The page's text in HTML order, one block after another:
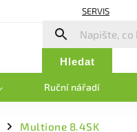
SERVIS
Hledat
Ruční nářadí
Multione 8.4SK